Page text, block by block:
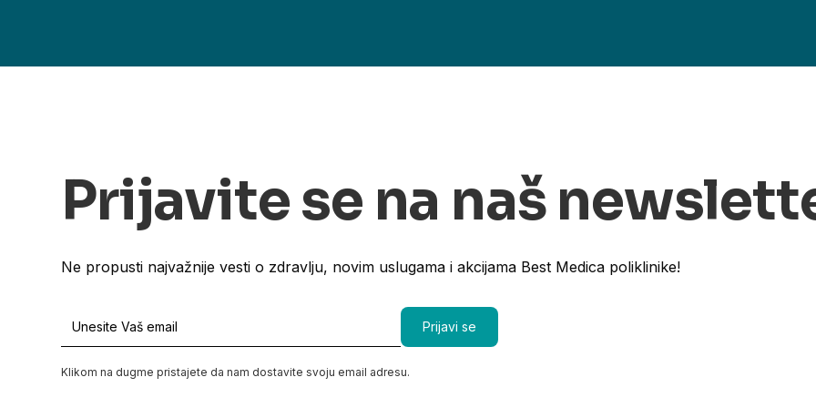
Prijavite se na naš
Ne propusti najvažnije vesti o zdravlju, novim uslugama i akcijama Best Medica poliklinike!
Klikom na dugme pristajete da nam dostavite svoju email adresu.